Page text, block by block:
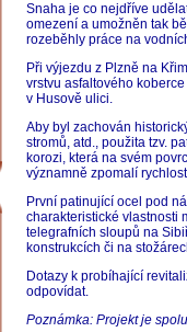
Snaha je co nejdříve
omezení a umožněn tak
rozeběhly práce na
Při výjezdu z Plzně na
vrstvu asfaltového
v Husově ulici.
Aby byl zachován
stromů, atd., použita tzv.
korozi, která na svém
významně zpomalí
První patinující ocel pod
charakteristické vlastnosti
telegrafních sloupů na
konstrukcích či na
Dotazy k probíhající
odpovídat.
Poznámka: Projekt je